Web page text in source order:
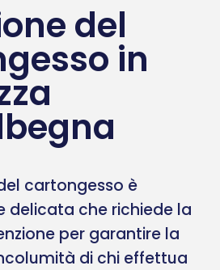
del
in
cartongesso è
delicata che richiede la
per garantire la
di chi effettua